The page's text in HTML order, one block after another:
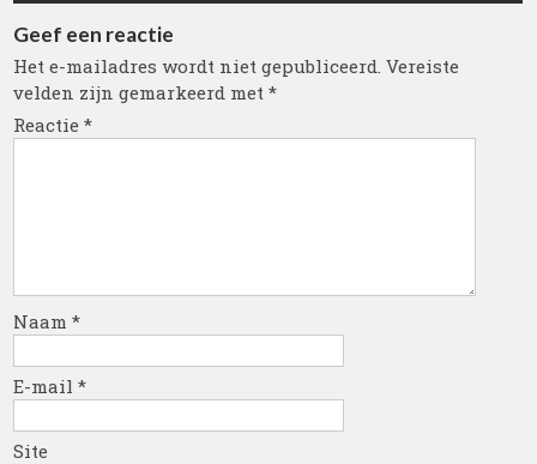
Geef een reactie
Het e-mailadres wordt niet gepubliceerd. Vereiste
velden zijn gemarkeerd met*
Reactie*
Naam*
E-mail*
Site